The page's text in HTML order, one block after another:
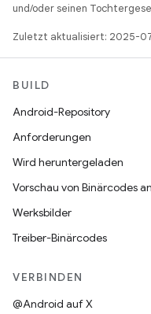
und/oder seinen
Zuletzt aktualisiert: 2025-
BUILD
Android-Repository
Anforderungen
Wird heruntergeladen
Vorschau von Binärcodes
Werksbilder
Treiber-Binärcodes
VERBINDEN
@Android auf X